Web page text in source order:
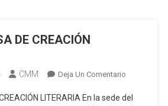
DE CREACIÓN
CMM Deja Un ComentarioEn
CASA
LITERARIA En la sede del